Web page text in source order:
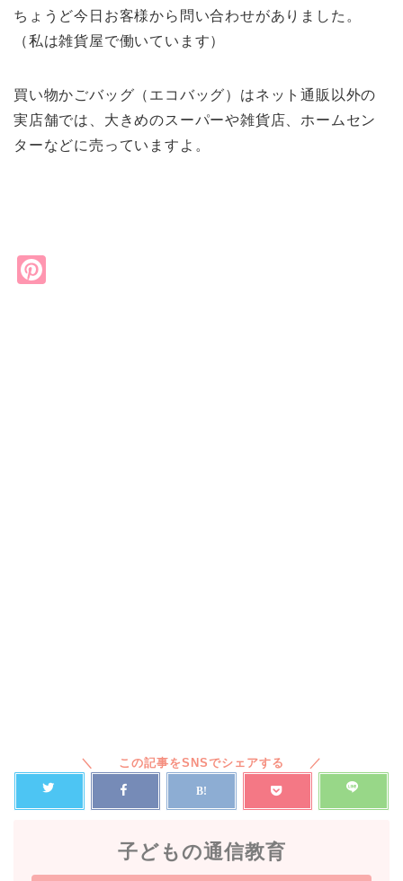
ちょうど今日お客様から問い合わせがありました。
（私は雑貨屋で働いています）
買い物かごバッグ（エコバッグ）はネット通販以外の
実店舗では、大きめのスーパーや雑貨店、ホームセン
ターなどに売っていますよ。
子どもの通信教育